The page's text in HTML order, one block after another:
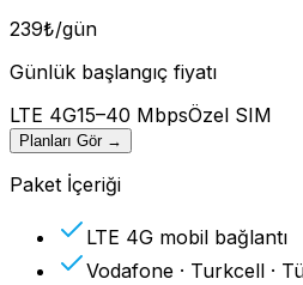
239₺/gün
Günlük başlangıç fiyatı
LTE 4G15–40 MbpsÖzel SIM
Planları Gör →
Paket İçeriği
LTE 4G mobil bağlantı
Vodafone · Turkcell ·